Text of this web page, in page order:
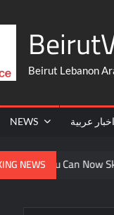
Beirut Lebanon
NEWS اخبار عربية
NEWS
Can Now Skip